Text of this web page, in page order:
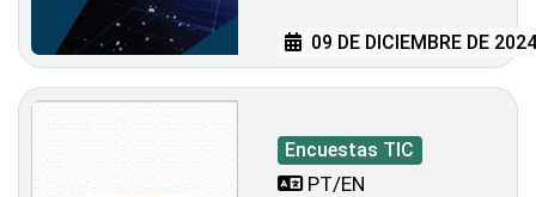
09 DE DICIEMBRE DE
Encuestas TIC
PT/EN